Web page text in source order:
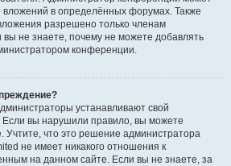
в определённых форумах. Также
разрешено только членам
не знаете, почему не можете добавлять
конференции.
устанавливают свой
Если вы нарушили правило, вы можете
Учтите, что это решение администратора
не имеет никакого отношения к
на данном сайте. Если вы не знаете, за